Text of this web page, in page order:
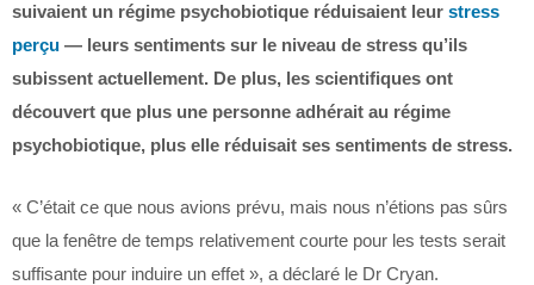
suivaient un régime psychobiotique réduisaient leur stress
perçu — leurs sentiments sur le niveau de stress qu’ils
subissent actuellement. De plus, les scientifiques ont
découvert que plus une personne adhérait au régime
psychobiotique, plus elle réduisait ses sentiments de stress.
« C’était ce que nous avions prévu, mais nous n’étions pas sûrs
que la fenêtre de temps relativement courte pour les tests serait
suffisante pour induire un effet », a déclaré le Dr Cryan.